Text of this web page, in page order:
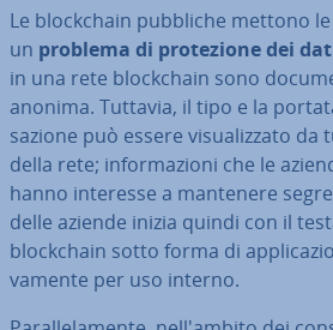
Le bloc­k­chain pubbliche mettono
un problema di pro­te­zio­ne dei
in una rete bloc­k­chain sono
anonima. Tuttavia, il tipo e la
sa­zio­ne può essere vi­sua­liz­za­to
della rete; in­for­ma­zio­ni che le
hanno interesse a mantenere
delle aziende inizia quindi con il
bloc­k­chain sotto forma di
va­men­te per uso interno.